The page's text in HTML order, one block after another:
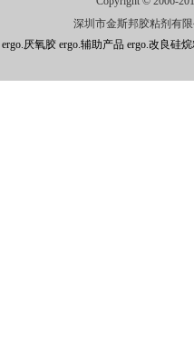
深圳市金斯邦胶粘剂有
ergo.厌氧胶 ergo.辅助产品 ergo.改良硅